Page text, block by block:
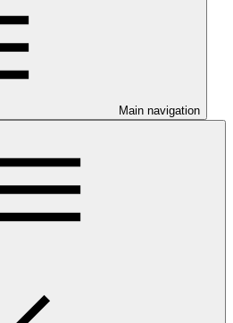
Main navigation